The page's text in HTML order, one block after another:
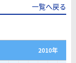
一覧へ戻る
2010年